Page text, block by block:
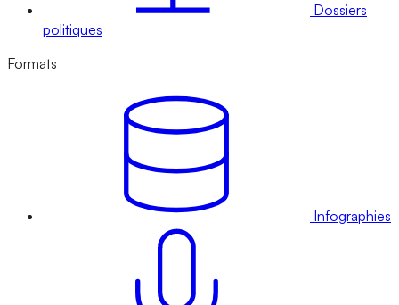
Dossiers
politiques
Formats
Infographies